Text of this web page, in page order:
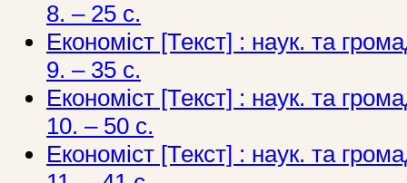
8. – 25 с.
Економіст [Текст] : наук. та
9. – 35 с.
Економіст [Текст] : наук. та
10. – 50 с.
Економіст [Текст] : наук. та